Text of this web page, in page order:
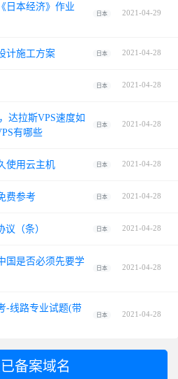
日本经济》作业
日本 2021-04-29
计施工方案 日本 2021-04-28
日本 2021-04-28
达拉斯VPS速度如
有哪些
日本 2021-04-28
使用云主机 日本 2021-04-28
费参考 日本 2021-04-28
（条） 日本 2021-04-28
国是否必须先要学
日本 2021-04-28
-线路专业试题(带
日本 2021-04-28
备案域名